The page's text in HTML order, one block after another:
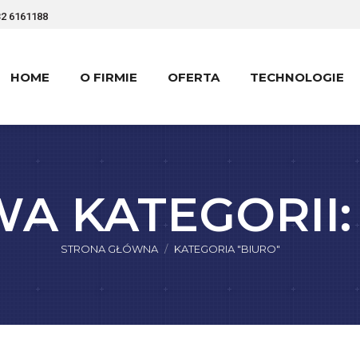
6161188
HOME O FIRMIE OFERTA TECHNOLOGIE
KATEGORII:
Jesteś tutaj:
STRONA GŁÓWNA KATEGORIA "BIURO"